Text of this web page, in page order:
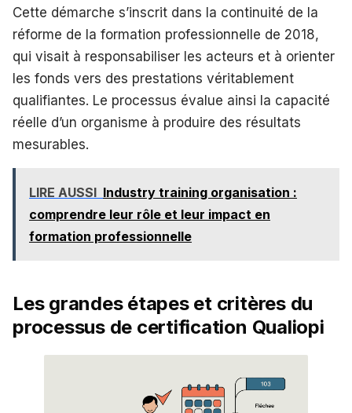
Cette démarche s’inscrit dans la continuité de la
réforme de la formation professionnelle de 2018,
qui visait à responsabiliser les acteurs et à orienter
les fonds vers des prestations véritablement
qualifiantes. Le processus évalue ainsi la capacité
réelle d’un organisme à produire des résultats
mesurables.
LIRE AUSSI Industry training organisation :
comprendre leur rôle et leur impact en
formation professionnelle
Les grandes étapes et critères du
processus de certification Qualiopi